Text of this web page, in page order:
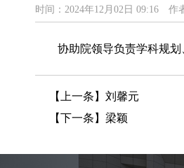
时间：2024年12月02日 09:16 作
协助院领导负责学科规划
【上一条】 刘馨元
【下一条】 梁颖